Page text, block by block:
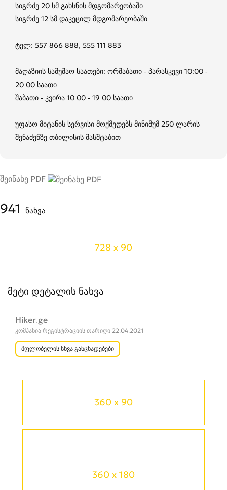
360 x 90
360 x 180
სიგრძე 20 სმ გახსნის მდგომარეობაში
სიგრძე 12 სმ დაკეცილ მდგომარეობაში
ტელ: 557 866 888, 555 111 883
მაღაზიის სამუშაო საათები: ორშაბათი - პარასკევი 10:00 -
20:00 საათი
შაბათი - კვირა 10:00 - 19:00 საათი
უფასო მიტანის სერვისი მოქმედებს მინიმუმ 250 ლარის
შენაძენზე თბილისის მასშტაბით
შეინახე PDF
941 ნახვა
728 x 90
მეტი დეტალის ნახვა
Hiker.ge
კომპანია რეგისტრაციის თარიღი 22.04.2021
მფლობელის სხვა განცხადებები